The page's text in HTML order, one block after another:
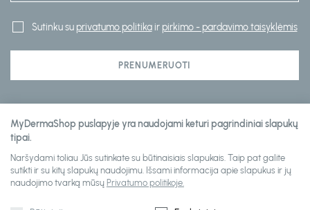
Klientų aptarnavimas
Informacija
Sutinku su privatumo politikair pirkimo - pardavimo taisyklėmis
PRENUMERUOTI
MyDermaShop puslapyje yra naudojami keturi pagrindiniai slapukų
tipai.
Naršydami toliau Jūs sutinkate su būtinaisiais slapukais. Taip pat galite
sutikti ir su kitų slapukų naudojimu. Išsami informacija apie slapukus ir jų
naudojimo tvarką mūsų Privatumo politikoje.